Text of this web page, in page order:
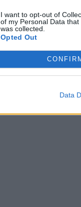
I want to opt-out of
of my Personal Data
was collected.
Opted Out
Data